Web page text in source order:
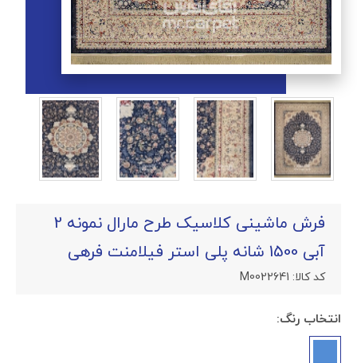
فرش ماشینی کلاسیک طرح مارال نمونه 2
آبی 1500 شانه پلی استر فیلامنت فرهی
کد کالا: M0022641
انتخاب رنگ: